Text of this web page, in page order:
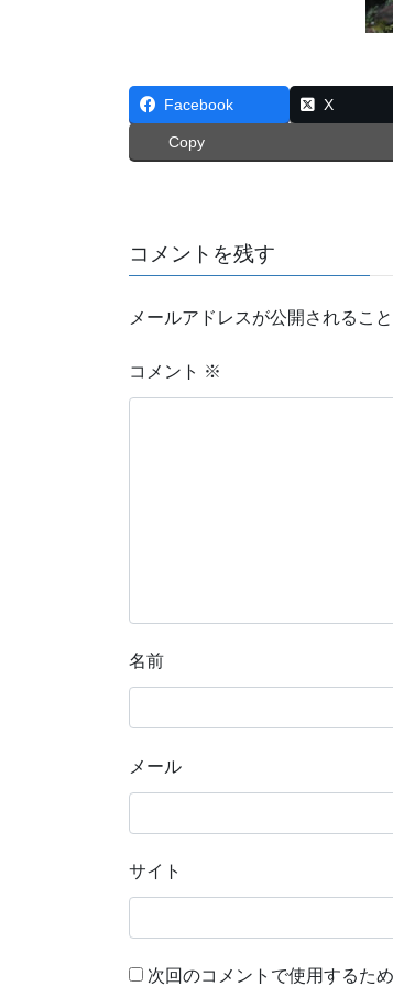
Facebook X
Copy
コメントを残す
メールアドレスが公開されるこ
コメント ※
名前
メール
サイト
次回のコメントで使用するた